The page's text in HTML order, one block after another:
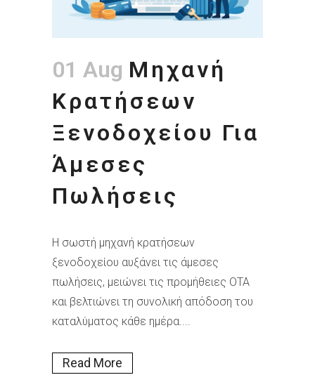
01 Aug Μηχανή
Κρατήσεων
Ξενοδοχείου Για
Άμεσες
Πωλήσεις
Η σωστή μηχανή κρατήσεων
ξενοδοχείου αυξάνει τις άμεσες
πωλήσεις, μειώνει τις προμήθειες OTA
και βελτιώνει τη συνολική απόδοση του
καταλύματος κάθε ημέρα....
Read More